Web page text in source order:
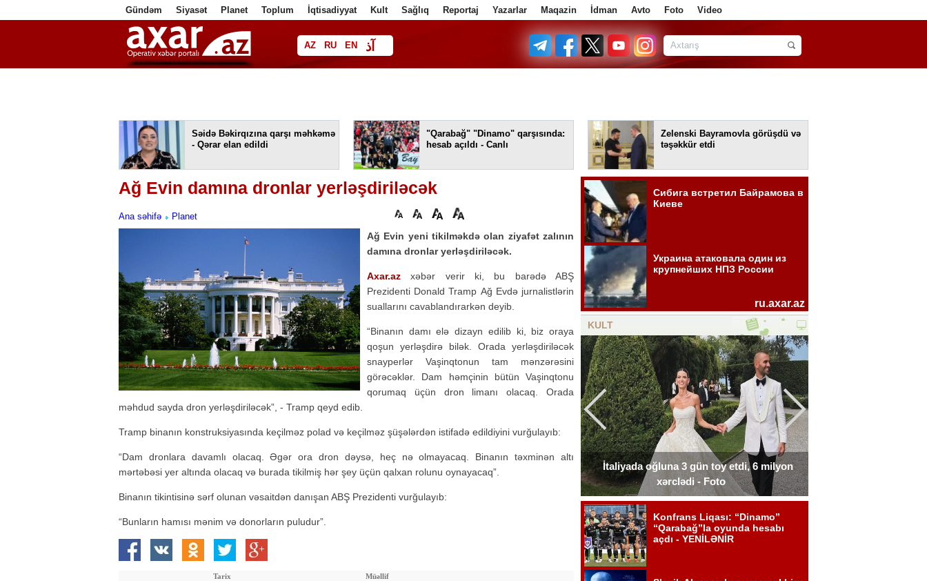
Gündəm Siyasət Planet Toplum İqtisadiyyat Kult Sağlıq Reportaj Yazarlar Maqazin İdman Avto Foto Video
AZ RU EN آذ
فا
Səidə Bəkirqızına qarşı məhkəmə
- Qərar elan edildi
"Qarabağ" "Dinamo" qarşısında:
hesab açıldı - Canlı
Zelenski Bayramovla görüşdü və
təşəkkür etdi
Ağ Evin damına dronlar yerləşdiriləcək
Ana səhifə Planet
Ağ Evin yeni tikilməkdə olan ziyafət zalının
damına dronlar yerləşdiriləcək.
Axar.az xəbər verir ki, bu barədə ABŞ
Prezidenti Donald Tramp Ağ Evdə jurnalistlərin
suallarını cavablandırarkən deyib.
“Binanın damı elə dizayn edilib ki, biz oraya
qoşun yerləşdirə bilək. Orada yerləşdiriləcək
snayperlər Vaşinqtonun tam mənzərəsini
görəcəklər. Dam həmçinin bütün Vaşinqtonu
qorumaq üçün dron limanı olacaq. Orada
məhdud sayda dron yerləşdiriləcək”, - Tramp qeyd edib.
Tramp binanın konstruksiyasında keçilməz polad və keçilməz şüşələrdən istifadə edildiyini vurğulayıb:
“Dam dronlara davamlı olacaq. Əgər ora dron dəysə, heç nə olmayacaq. Binanın təxminən altı
mərtəbəsi yer altında olacaq və burada tikilmiş hər şey üçün qalxan rolunu oynayacaq”.
Binanın tikintisinə sərf olunan vəsaitdən danışan ABŞ Prezidenti vurğulayıb:
“Bunların hamısı mənim və donorların puludur”.
Tarix Müəllif
KULT
Elçinin Fəxri xiyabandakı qəbirüstü abidəsi -
Foto
İtaliyada oğluna 3 gün toy etdi, 6 milyon
xərclədi - Foto